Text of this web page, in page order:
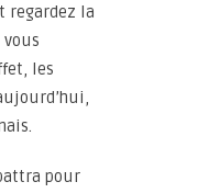
regardez la
les
pour